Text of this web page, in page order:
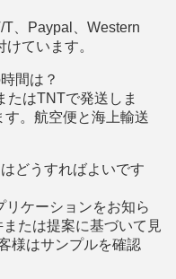
、Paypal、Western
ています。
間は？
たはTNTで発送しま
。航空便と海上輸送
どうすればよいです
ケーションをお知ら
たは提案に基づいて見
様はサンプルを確認